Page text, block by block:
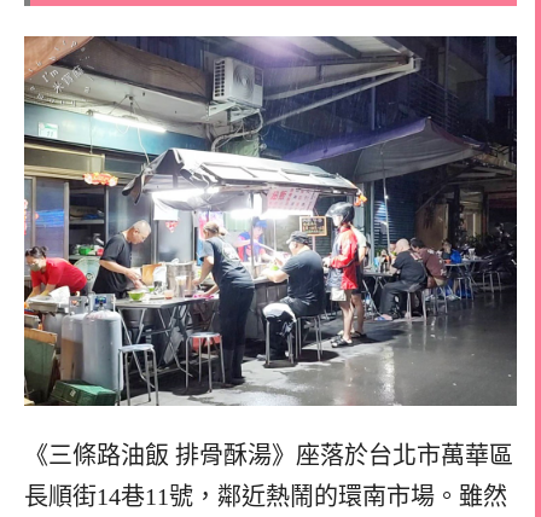
《三條路油飯 排骨酥湯》座落於台北市萬華區
長順街14巷11號，鄰近熱鬧的環南市場。雖然